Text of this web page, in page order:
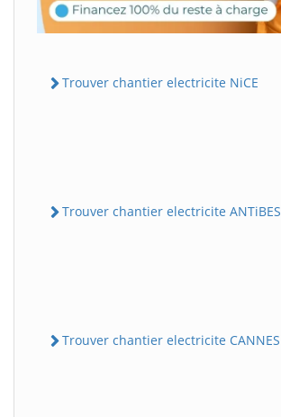
Trouver chantier electricite NiCE
Trouver chantier electricite ANTiBES
Trouver chantier electricite CANNES